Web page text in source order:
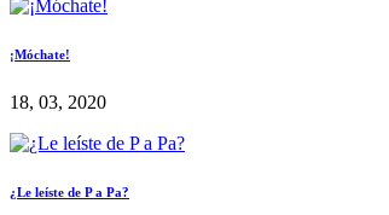
¡Móchate!
18, 03, 2020
¿Le leíste de P a Pa?